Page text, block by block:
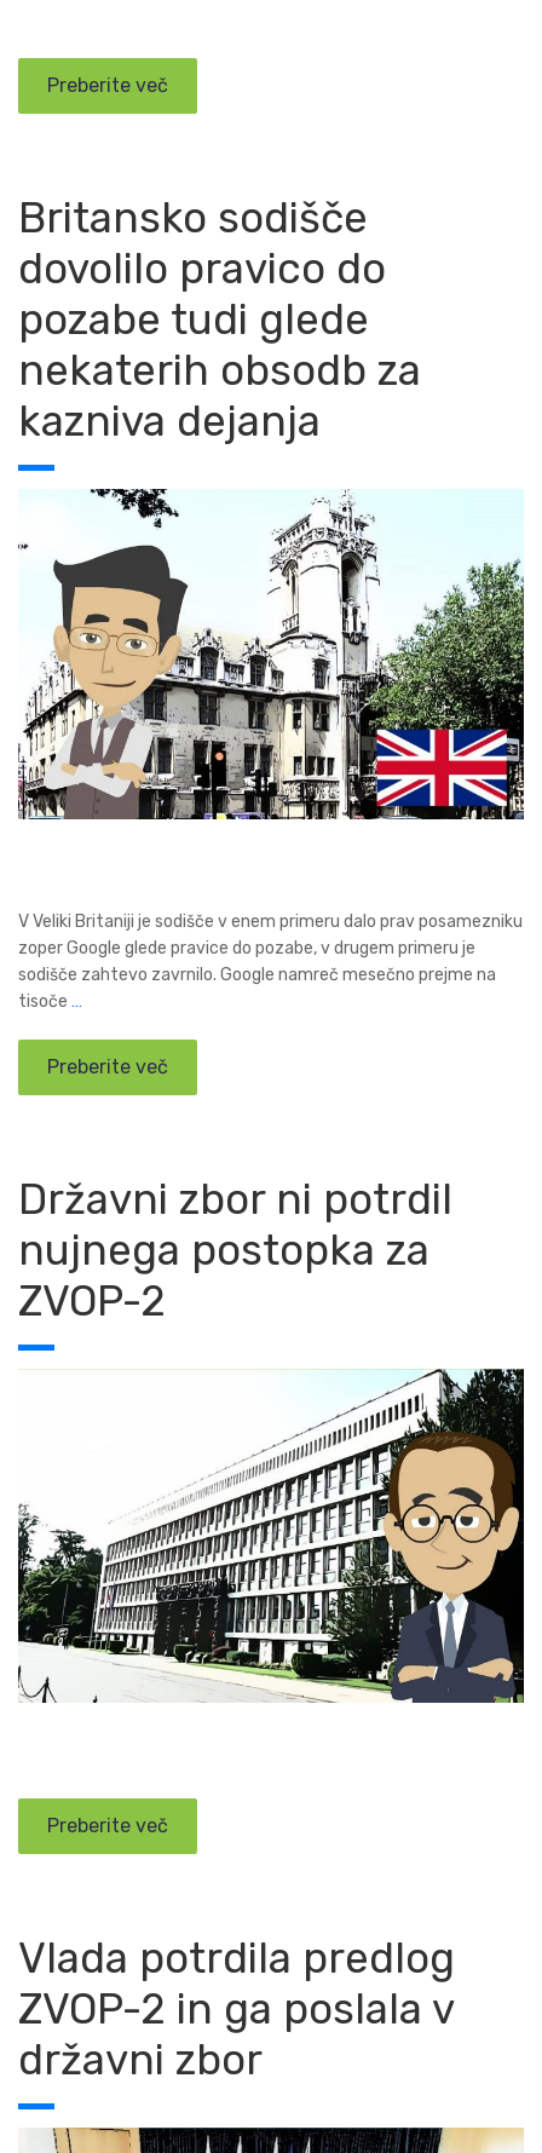
Preberite več
Britansko sodišče
dovolilo pravico do
pozabe tudi glede
nekaterih obsodb za
kazniva dejanja
V Veliki Britaniji je sodišče v enem primeru dalo prav posamezniku
zoper Google glede pravice do pozabe, v drugem primeru je
sodišče zahtevo zavrnilo. Google namreč mesečno prejme na
tisoče …
Preberite več
Državni zbor ni potrdil
nujnega postopka za
ZVOP-2
Preberite več
Vlada potrdila predlog
ZVOP-2 in ga poslala v
državni zbor